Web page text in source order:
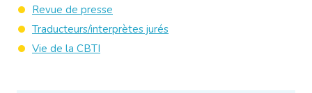
Revue de presse
Traducteurs/interprètes jurés
Vie de la CBTI